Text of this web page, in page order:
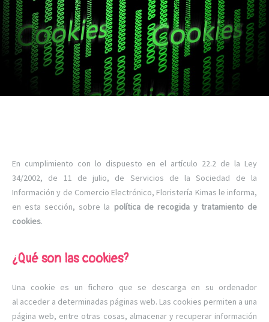
En cumplimiento con lo dispuesto en el artículo 22.2 de la Ley
34/2002, de 11 de julio, de Servicios de la Sociedad de la
Información y de Comercio Electrónico, Floristería Kimas le informa,
en esta sección, sobre la política de recogida y tratamiento de
cookies.
¿Qué son las cookies?
Una cookie es un fichero que se descarga en su ordenador
al acceder a determinadas páginas web. Las cookies permiten a una
página web, entre otras cosas, almacenar y recuperar información